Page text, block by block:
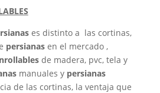
es distinto a las cortinas,
persianasen el mercado ,
de madera, pvc, tela y
manuales y persianas
de las cortinas, la ventaja que